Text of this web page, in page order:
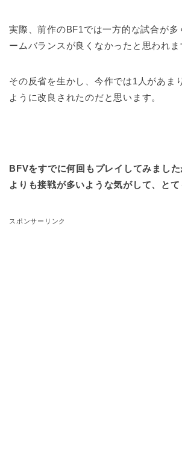
実際、前作のBF1では一方的な試合が多
ームバランスが良くなかったと思われま
その反省を生かし、今作では1人があま
ように改良されたのだと思います。
BFVをすでに何回もプレイしてみまし
よりも接戦が多いような気がして、とて
スポンサーリンク